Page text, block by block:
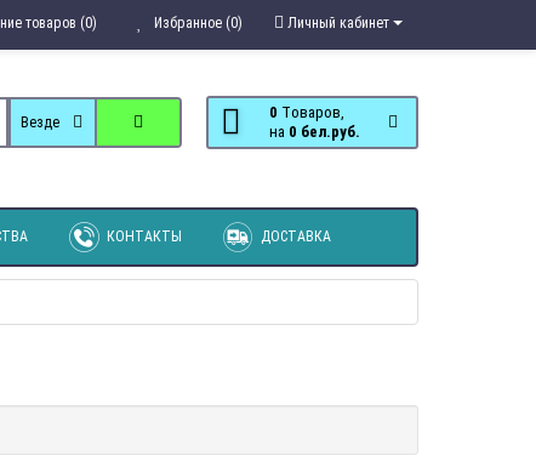
Личный кабинет
Избранное (0)
товаров (0)
0 Tоваров,
на
0 бел.руб.
Везде
КОНТАКТЫ ДОСТАВКА